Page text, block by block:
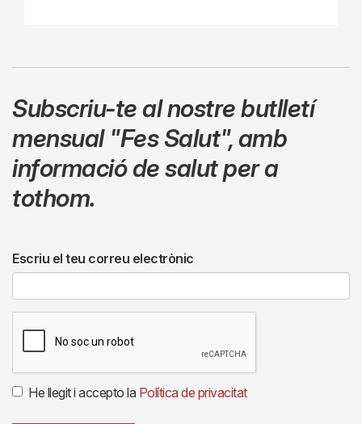
Subscriu-te al nostre butlletí
mensual "Fes Salut",amb
informació de salut per a
tothom.
Escriu el teu correu electrònic
He llegit i accepto la Política de privacitat